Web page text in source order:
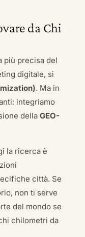
da Chi
più precisa del
digitale, si
. Ma in
integriamo
della GEO-
la ricerca è
città. Se
non ti serve
del mondo se
chilometri da